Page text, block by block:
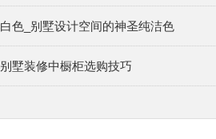
白色_别墅设计空间的神圣纯洁色
别墅装修中橱柜选购技巧